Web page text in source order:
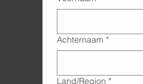
Achternaam *
Adres met meerdere regels
Land/Region *